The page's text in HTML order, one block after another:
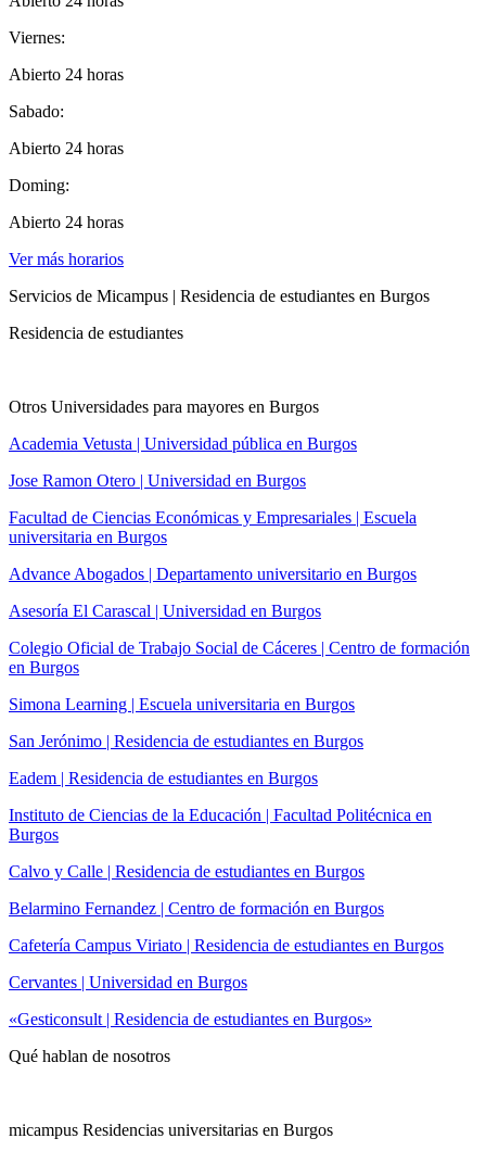
Viernes:
Abierto 24 horas
Sabado:
Abierto 24 horas
Doming:
Abierto 24 horas
Ver más horarios
Servicios de Micampus | Residencia de estudiantes en Burgos
Residencia de estudiantes
Otros Universidades para mayores en Burgos
Academia Vetusta | Universidad pública en Burgos
Jose Ramon Otero | Universidad en Burgos
Facultad de Ciencias Económicas y Empresariales | Escuela
universitaria en Burgos
Advance Abogados | Departamento universitario en Burgos
Asesoría El Carascal | Universidad en Burgos
Colegio Oficial de Trabajo Social de Cáceres | Centro de formación
en Burgos
Simona Learning | Escuela universitaria en Burgos
San Jerónimo | Residencia de estudiantes en Burgos
Eadem | Residencia de estudiantes en Burgos
Instituto de Ciencias de la Educación | Facultad Politécnica en
Burgos
Calvo y Calle | Residencia de estudiantes en Burgos
Belarmino Fernandez | Centro de formación en Burgos
Cafetería Campus Viriato | Residencia de estudiantes en Burgos
Cervantes | Universidad en Burgos
«Gesticonsult | Residencia de estudiantes en Burgos»
Qué hablan de nosotros
micampus Residencias universitarias en Burgos